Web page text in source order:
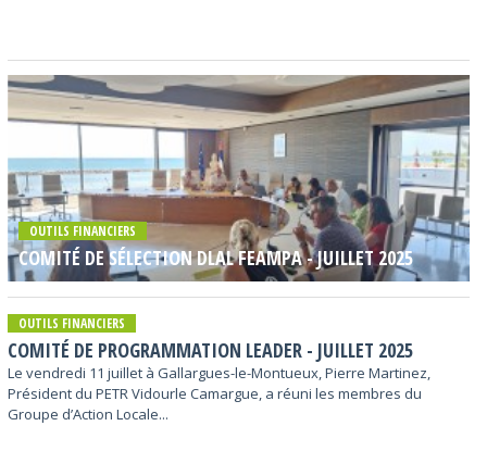
OUTILS FINANCIERS
COMITÉ DE SÉLECTION DLAL FEAMPA - JUILLET 2025
OUTILS FINANCIERS
COMITÉ DE PROGRAMMATION LEADER - JUILLET 2025
Le vendredi 11 juillet à Gallargues-le-Montueux, Pierre Martinez,
Président du PETR Vidourle Camargue, a réuni les membres du
Groupe d’Action Locale...